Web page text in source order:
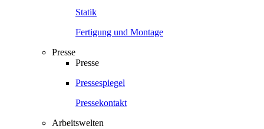
Statik
Fertigung und Montage
Presse
Presse
Pressespiegel
Pressekontakt
Arbeitswelten